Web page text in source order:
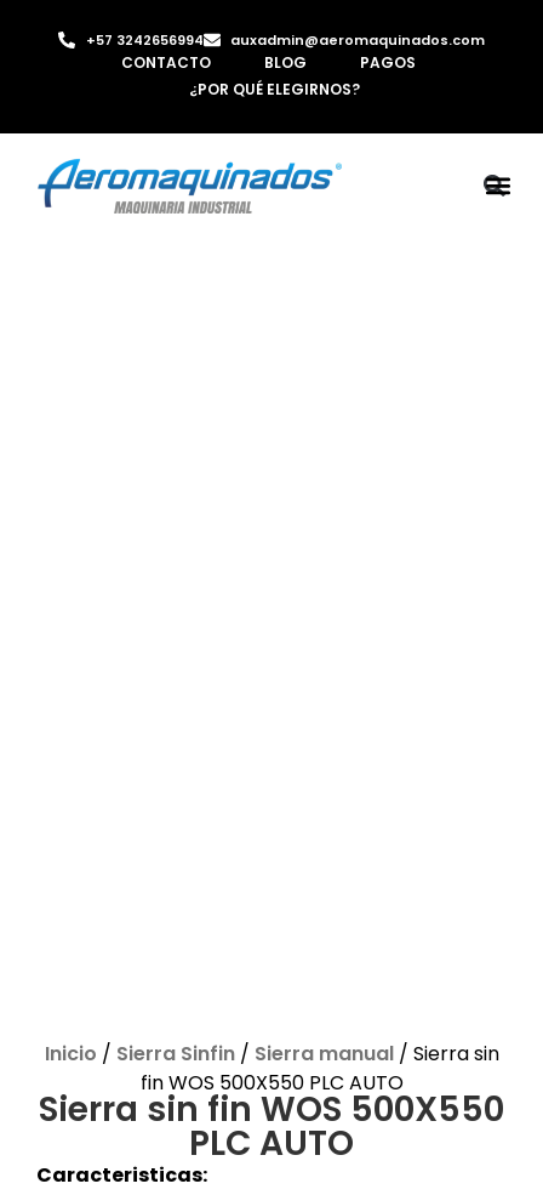
+57 3242656994 auxadmin@aeromaquinados.com
CONTACTO BLOG
PAGOS
¿POR QUÉ ELEGIRNOS?
Inicio / Sierra Sinfin/ Sierra manual/ Sierra sin
fin WOS 500X550 PLC AUTO
Sierra sin fin WOS 500X550
PLC AUTO
Caracteristicas: